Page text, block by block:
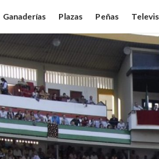
Ganaderías Plazas Peñas